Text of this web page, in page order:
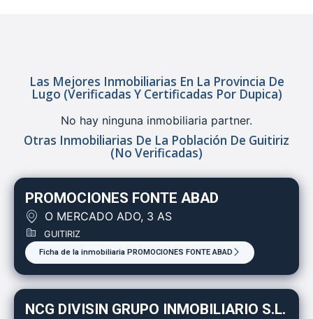
Las Mejores Inmobiliarias En La Provincia De
Lugo (verificadas Y Certificadas Por Dupica)
No hay ninguna inmobiliaria partner.
Otras Inmobiliarias De La Población De Guitiriz
(no Verificadas)
PROMOCIONES FONTE ABAD
O MERCADO ADO, 3 AS
GUITIRIZ
Ficha de la inmobiliaria PROMOCIONES FONTE ABAD
NCG DIVISIN GRUPO INMOBILIARIO S.L.